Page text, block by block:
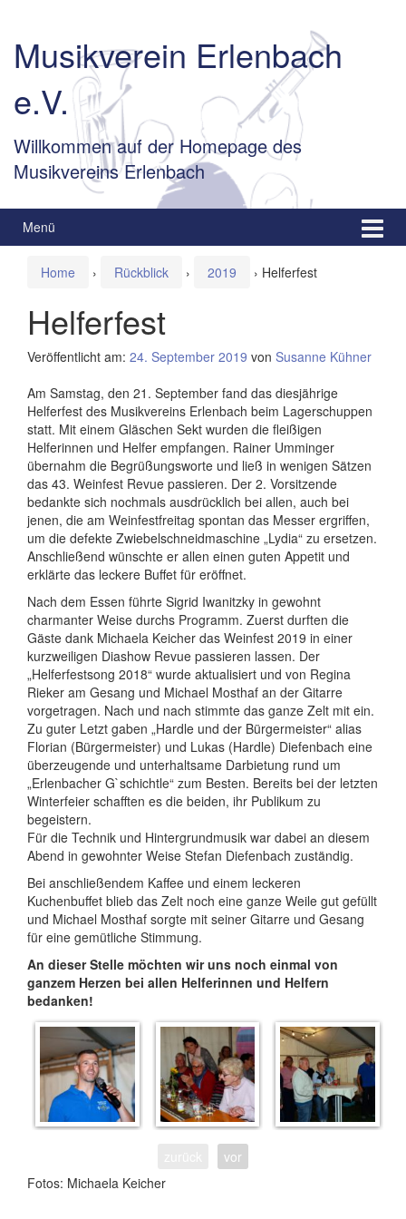
Inhalt
springen
Musikverein Erlenbach
e.V.
Willkommen auf der Homepage des
Musikvereins Erlenbach
Menü
Home › Rückblick › 2019 › Helferfest
Helferfest
Veröffentlicht am: 24. September 2019 von Susanne Kühner
Am Samstag, den 21. September fand das diesjährige
Helferfest des Musikvereins Erlenbach beim Lagerschuppen
statt. Mit einem Gläschen Sekt wurden die fleißigen
Helferinnen und Helfer empfangen. Rainer Umminger
übernahm die Begrüßungsworte und ließ in wenigen Sätzen
das 43. Weinfest Revue passieren. Der 2. Vorsitzende
bedankte sich nochmals ausdrücklich bei allen, auch bei
jenen, die am Weinfestfreitag spontan das Messer ergriffen,
um die defekte Zwiebelschneidmaschine „Lydia“ zu ersetzen.
Anschließend wünschte er allen einen guten Appetit und
erklärte das leckere Buffet für eröffnet.
Nach dem Essen führte Sigrid Iwanitzky in gewohnt
charmanter Weise durchs Programm. Zuerst durften die
Gäste dank Michaela Keicher das Weinfest 2019 in einer
kurzweiligen Diashow Revue passieren lassen. Der
„Helferfestsong 2018“ wurde aktualisiert und von Regina
Rieker am Gesang und Michael Mosthaf an der Gitarre
vorgetragen. Nach und nach stimmte das ganze Zelt mit ein.
Zu guter Letzt gaben „Hardle und der Bürgermeister“ alias
Florian (Bürgermeister) und Lukas (Hardle) Diefenbach eine
überzeugende und unterhaltsame Darbietung rund um
„Erlenbacher G`schichtle“ zum Besten. Bereits bei der letzten
Winterfeier schafften es die beiden, ihr Publikum zu
begeistern.
Für die Technik und Hintergrundmusik war dabei an diesem
Abend in gewohnter Weise Stefan Diefenbach zuständig.
Bei anschließendem Kaffee und einem leckeren
Kuchenbuffet blieb das Zelt noch eine ganze Weile gut gefüllt
und Michael Mosthaf sorgte mit seiner Gitarre und Gesang
für eine gemütliche Stimmung.
An dieser Stelle möchten wir uns noch einmal von
ganzem Herzen bei allen Helferinnen und Helfern
bedanken!
vor
Fotos: Michaela Keicher